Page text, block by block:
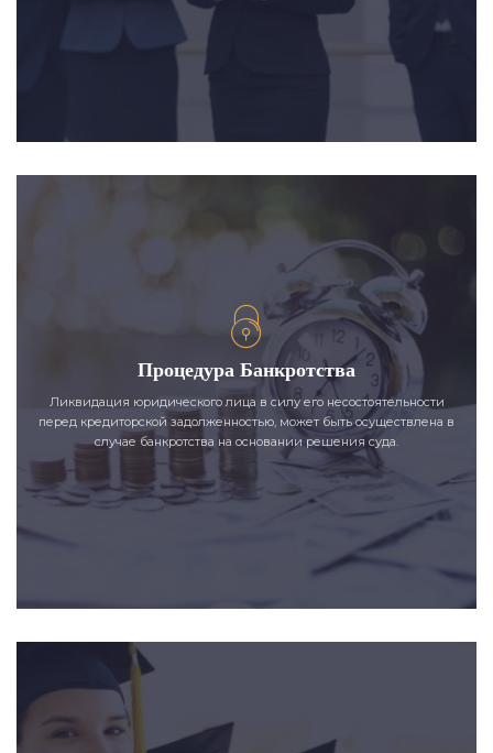
Процедура Банкротства
Ликвидация юридического лица в силу его несостоятельности
перед кредиторской задолженностью, может быть осуществлена в
случае банкротства на основании решения суда.